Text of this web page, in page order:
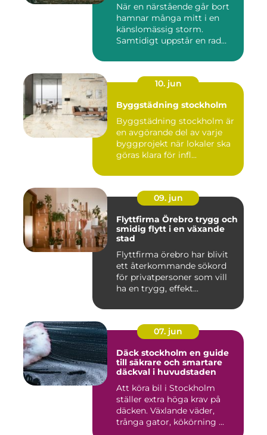
När en närstående går bort
hamnar många mitt i en
känslomässig storm.
Samtidigt uppstår en rad
10. jun
Byggstädning stockholm
Byggstädning stockholm är
en avgörande del av varje
byggprojekt när lokaler ska
göras klara för infl...
09. jun
Flyttfirma Örebro trygg och
smidig flytt i en växande
stad
Flyttfirma örebro har blivit
ett återkommande sökord
för privatpersoner som vill
ha en trygg, effekt...
07. jun
Däck stockholm en guide
till säkrare och smartare
däckval i huvudstaden
Att köra bil i Stockholm
ställer extra höga krav på
däcken. Växlande väder,
trånga gator, kökörning ...